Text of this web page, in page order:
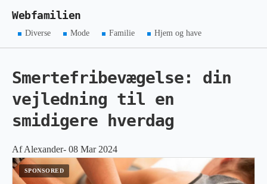
Webfamilien
Diverse Mode Familie Hjem og have
Smertefribevægelse: din
vejledning til en
smidigere hverdag
Af Alexander- 08 Mar 2024